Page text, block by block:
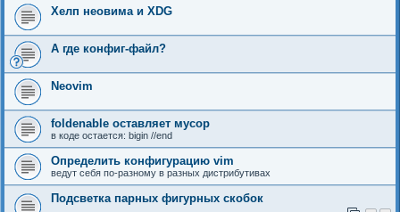
Хелп неовима и XDG
А где конфиг-файл?
Neovim
foldenable оставляет мусор
в коде остается: bigin //end
Определить конфигурацию vim
ведут себя по-разному в разных дистрибутивах
Подсветка парных фигурных скобок